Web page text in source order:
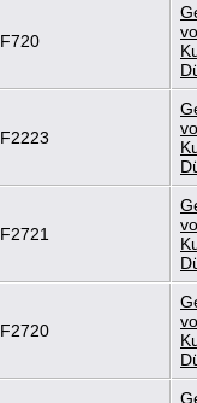
F720
F2223
F2721
F2720